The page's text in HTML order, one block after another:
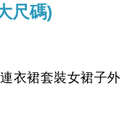
尺碼)
衣裙套裝女裙子外